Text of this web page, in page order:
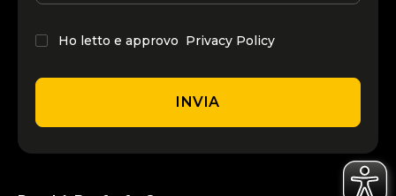
Ho letto e approvo Privacy Policy
INVIA